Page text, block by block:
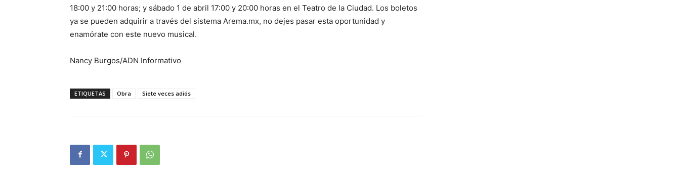
18:00 y 21:00 horas; y sábado 1 de abril 17:00 y 20:00 horas en el Teatro de la Ciudad. Los boletos
ya se pueden adquirir a través del sistema Arema.mx, no dejes pasar esta oportunidad y
enamórate con este nuevo musical.
Nancy Burgos/ADN Informativo
ETIQUETAS Obra Siete veces adiós